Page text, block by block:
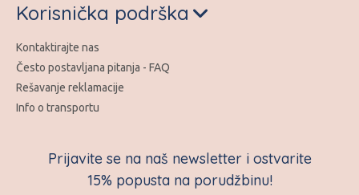
Prijavite se na naš newsletter i ostvarite
15% popusta na porudžbinu!
Korisnička podrška
Kontaktirajte nas
Često postavljana pitanja - FAQ
Rešavanje reklamacije
Info o transportu